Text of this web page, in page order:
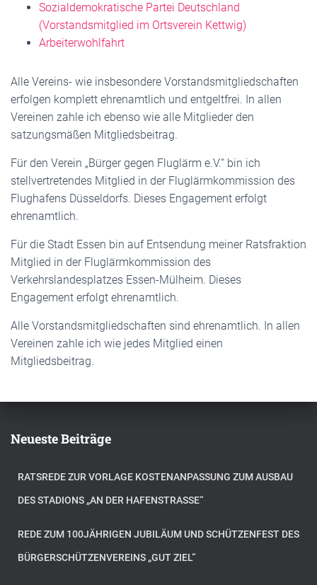
Sozialdemokratische Partei Deutschland
(Vorstandsmitglied im Ortsverein Kettwig)
Arbeiterwohlfahrt
Alle Vereins- wie insbesondere Vorstandsmitgliedschaften
erfolgen komplett ehrenamtlich und entgeltfrei. In allen
Vereinen zahle ich ebenso wie alle Mitglieder den
satzungsmäßen Mitgliedsbeitrag.
Für den Verein „Bürger gegen Fluglärm e.V.“ bin ich
stellvertretendes Mitglied in der Fluglärmkommission des
Flughafens Düsseldorfs. Dieses Engagement erfolgt
ehrenamtlich.
Für die Stadt Essen bin auf Entsendung meiner Ratsfraktion
Mitglied in der Fluglärmkommission des
Verkehrslandesplatzes Essen-Mülheim. Dieses
Engagement erfolgt ehrenamtlich.
Alle Vorstandsmitgliedschaften sind ehrenamtlich. In allen
Vereinen zahle ich wie jedes Mitglied einen
Mitgliedsbeitrag.
Neueste Beiträge
RATSREDE ZUR VORLAGE KOSTENANPASSUNG ZUM AUSBAU
DES STADIONS „AN DER HAFENSTRASSE“
REDE ZUM 100JÄHRIGEN JUBILÄUM UND SCHÜTZENFEST DES
BÜRGERSCHÜTZENVEREINS „GUT ZIEL“